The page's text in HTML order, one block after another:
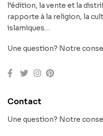
l’édition, la vente et la
rapporte à la religion, la
islamiques…
Une question? Notre
Contact
Une question? Notre